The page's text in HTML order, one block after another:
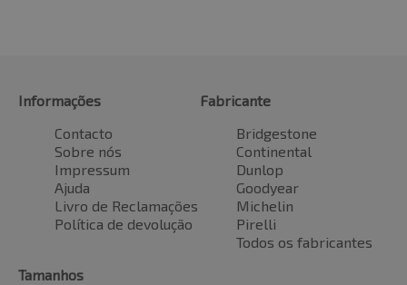
Informações
Contacto
Sobre nós
Impressum
Ajuda
Livro de Reclamações
Política de devolução
Fabricante
Bridgestone
Continental
Dunlop
Goodyear
Michelin
Pirelli
Todos os fabricantes
Tamanhos